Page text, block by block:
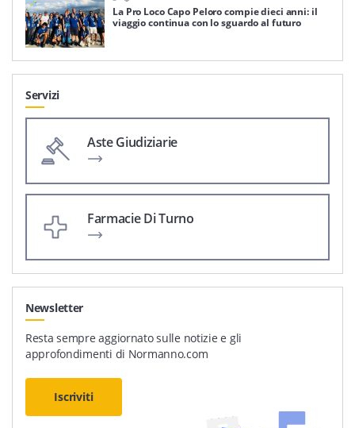
La Pro Loco Capo Peloro compie dieci anni: il
viaggio continua con lo sguardo al futuro
Servizi
Aste Giudiziarie
Farmacie Di Turno
Newsletter
Resta sempre aggiornato sulle notizie e gli
approfondimenti di Normanno.com
Iscriviti